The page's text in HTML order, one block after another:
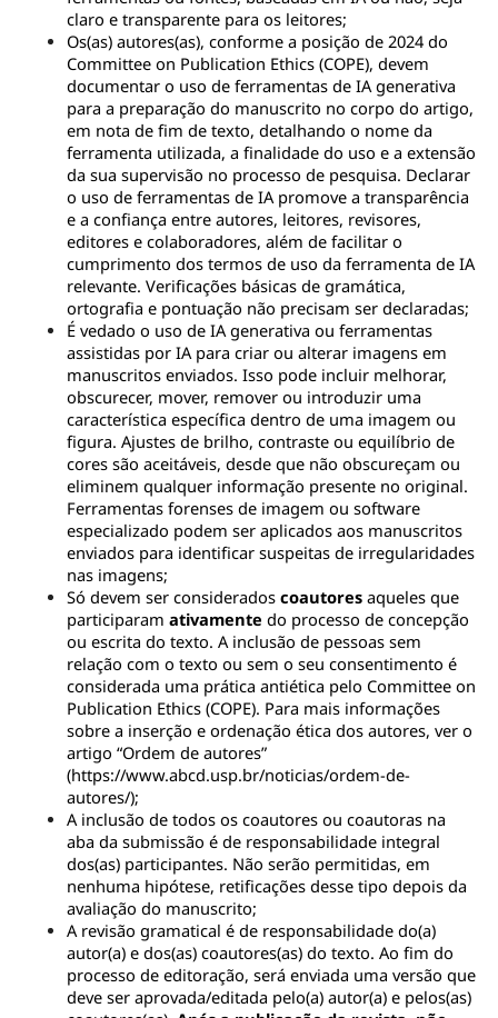
claro e transparente para os leitores;
Os(as) autores(as), conforme a posição de 2024 do
Committee on Publication Ethics (COPE), devem
documentar o uso de ferramentas de IA generativa
para a preparação do manuscrito no corpo do artigo,
em nota de fim de texto, detalhando o nome da
ferramenta utilizada, a finalidade do uso e a extensão
da sua supervisão no processo de pesquisa. Declarar
o uso de ferramentas de IA promove a transparência
e a confiança entre autores, leitores, revisores,
editores e colaboradores, além de facilitar o
cumprimento dos termos de uso da ferramenta de IA
relevante. Verificações básicas de gramática,
ortografia e pontuação não precisam ser declaradas;
É vedado o uso de IA generativa ou ferramentas
assistidas por IA para criar ou alterar imagens em
manuscritos enviados. Isso pode incluir melhorar,
obscurecer, mover, remover ou introduzir uma
característica específica dentro de uma imagem ou
figura. Ajustes de brilho, contraste ou equilíbrio de
cores são aceitáveis, desde que não obscureçam ou
eliminem qualquer informação presente no original.
Ferramentas forenses de imagem ou software
especializado podem ser aplicados aos manuscritos
enviados para identificar suspeitas de irregularidades
nas imagens;
Só devem ser considerados coautores aqueles que
participaram ativamente do processo de concepção
ou escrita do texto. A inclusão de pessoas sem
relação com o texto ou sem o seu consentimento é
considerada uma prática antiética pelo Committee on
Publication Ethics (COPE). Para mais informações
sobre a inserção e ordenação ética dos autores, ver o
artigo “Ordem de autores”
(https://www.abcd.usp.br/noticias/ordem-de-
autores/);
A inclusão de todos os coautores ou coautoras na
aba da submissão é de responsabilidade integral
dos(as) participantes. Não serão permitidas, em
nenhuma hipótese, retificações desse tipo depois da
avaliação do manuscrito;
A revisão gramatical é de responsabilidade do(a)
autor(a) e dos(as) coautores(as) do texto. Ao fim do
processo de editoração, será enviada uma versão que
deve ser aprovada/editada pelo(a) autor(a) e pelos(as)